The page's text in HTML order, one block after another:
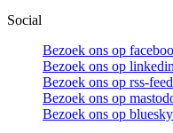
Social
Bezoek ons op
Bezoek ons op linkedin
Bezoek ons op rss-feed
Bezoek ons op
Bezoek ons op bluesky